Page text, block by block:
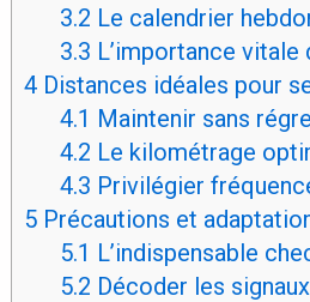
3.2 Le calendrier
3.3 L’importance
4Distances idéales pour
4.1 Maintenir sans
4.2 Le kilométrage
4.3 Privilégier
5Précautions et
5.1 L’indispensable
5.2 Décoder les